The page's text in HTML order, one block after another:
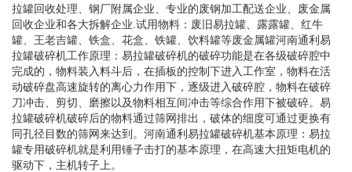
拉罐回收处理、钢厂附属企业、专业的废钢加工配送企业、废金属
回收企业和各大拆解企业.试用物料：废旧易拉罐、露露罐、红牛
罐、王老吉罐、铁盒、花盒、铁罐、饮料罐等废金属罐河南通利易
拉罐破碎机工作原理：易拉罐破碎机的破碎功能是在各级破碎腔中
完成的，物料装入料斗后，在插板的控制下进入工作室，物料在活
动破碎盘高速旋转的离心力作用下，逐级进入破碎腔，物料在破碎
刀冲击、剪切、磨擦以及物料相互间冲击等综合作用下被破碎。易
拉罐破碎机破碎后的物料通过筛网排出，破体的细度可通过更换有
同孔径目数的筛网来达到。河南通利易拉罐破碎机基本原理：易拉
罐专用破碎机就是利用锤子击打的基本原理，在高速大扭矩电机的
驱动下，主机转子上。